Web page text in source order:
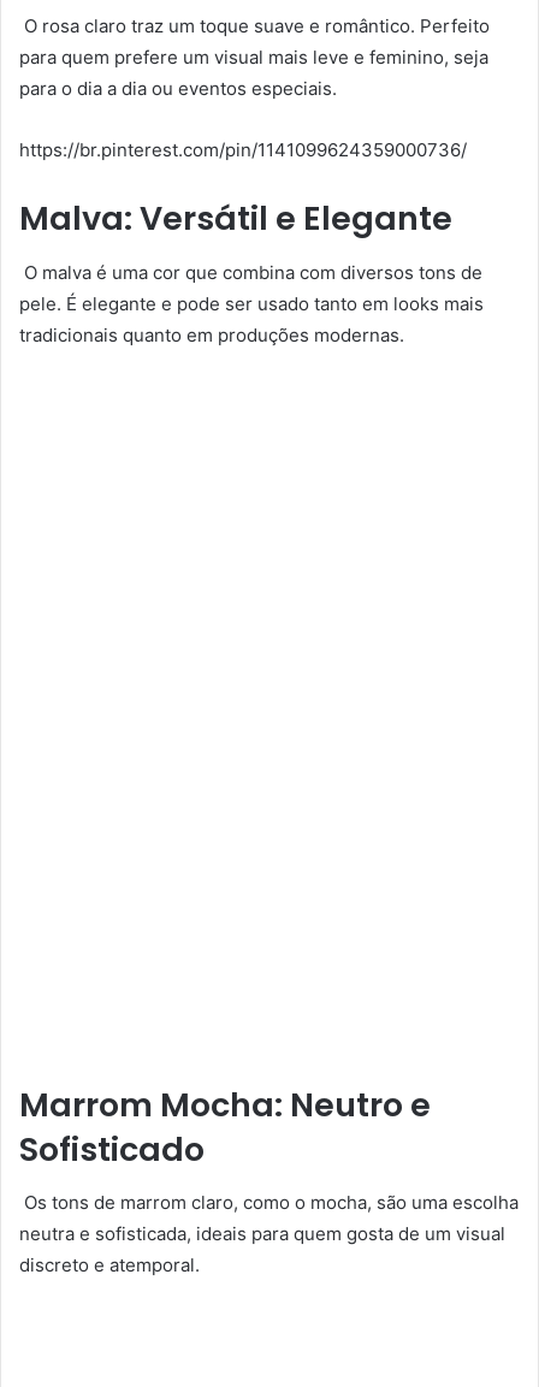
O rosa claro traz um toque suave e romântico. Perfeito
para quem prefere um visual mais leve e feminino, seja
para o dia a dia ou eventos especiais.
https://br.pinterest.com/pin/1141099624359000736/
Malva: Versátil e Elegante
O malva é uma cor que combina com diversos tons de
pele. É elegante e pode ser usado tanto em looks mais
tradicionais quanto em produções modernas.
Marrom Mocha: Neutro e
Sofisticado
Os tons de marrom claro, como o mocha, são uma escolha
neutra e sofisticada, ideais para quem gosta de um visual
discreto e atemporal.